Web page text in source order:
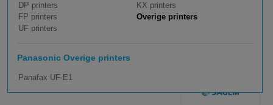
DP printers
FP printers
KX printers
Overige printers
UF printers
Panasonic Overige printers
Panafax UF-E1